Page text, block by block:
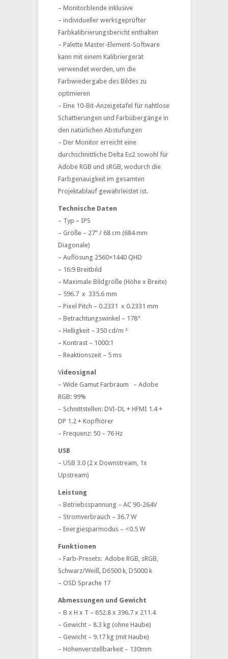
– Monitorblende inklusive
– individueller werksgeprüfter
Farbkalibrierungsbericht enthalten
– Palette Master-Element-Software
kann mit einem Kalibriergerät
verwendet werden, um die
Farbwiedergabe des Bildes zu
optimieren
– Eine 10-Bit-Anzeigetafel für nahtlose
Schattierungen und Farbübergänge in
den natürlichen Abstufungen
– Der Monitor erreicht eine
durchschnittliche Delta E≤2 sowohl für
Adobe RGB und sRGB, wodurch die
Farbgenauigkeit im gesamten
Projektablauf gewährleistet ist.
Technische Daten
– Typ – IPS
– Größe – 27“ / 68 cm (684 mm
Diagonale)
– Auflösung 2560×1440 QHD
– 16:9 Breitbild
– Maximale Bildgröße (Höhe x Breite)
– 596.7 x 335.6 mm
– Pixel Pitch – 0.2331 x 0.2331 mm
– Betrachtungswinkel – 178°
– Helligkeit – 350 cd/m ²
– Kontrast – 1000:1
– Reaktionszeit – 5 ms
Videosignal
– Wide Gamut Farbraum – Adobe
RGB: 99%
– Schnittstellen: DVI-DL + HFMI 1.4 +
DP 1.2 + Kopfhörer
– Frequenz: 50 – 76 Hz
USB
– USB 3.0 (2 x Downstream, 1x
Upstream)
Leistung
– Betriebsspannung – AC 90-264V
– Stromverbrauch – 36.7 W
– Energiesparmodus – <0.5 W
Funktionen
– Farb-Presets: Adobe RGB, sRGB,
Schwarz/Weiß, D6500 k, D5000 k
– OSD Sprache 17
Abmessungen und Gewicht
– B x H x T – 652.8 x 396.7 x 211.4
– Gewicht – 8.3 kg (ohne Haube)
– Gewicht – 9.17 kg (mit Haube)
– Höhenverstellbarkeit – 130mm